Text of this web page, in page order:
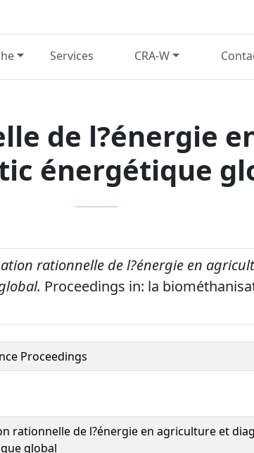
Services CRA-W
de l?énergie
énergétique
rationnelle de l?énergie en
Proceedings in: la
Proceedings
rationnelle de l?énergie en agriculture et
global